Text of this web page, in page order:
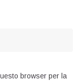
browser per la